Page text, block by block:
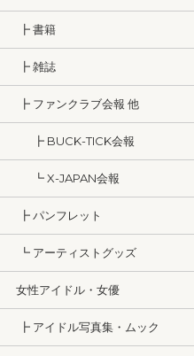
┣ 書籍
┣ 雑誌
┣ ファンクラブ会報 他
┣ BUCK-TICK会報
┗ X-JAPAN会報
┣ パンフレット
┗ アーティストグッズ
女性アイドル・女優
┣ アイドル写真集・ムック